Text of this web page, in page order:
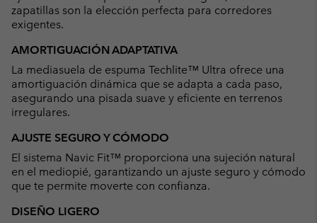
zapatillas son la elección perfecta para corredores
exigentes.
AMORTIGUACIÓN ADAPTATIVA
La mediasuela de espuma Techlite™ Ultra ofrece una
amortiguación dinámica que se adapta a cada paso,
asegurando una pisada suave y eficiente en terrenos
irregulares.
AJUSTE SEGURO Y CÓMODO
El sistema Navic Fit™ proporciona una sujeción natural
en el mediopié, garantizando un ajuste seguro y cómodo
que te permite moverte con confianza.
DISEÑO LIGERO